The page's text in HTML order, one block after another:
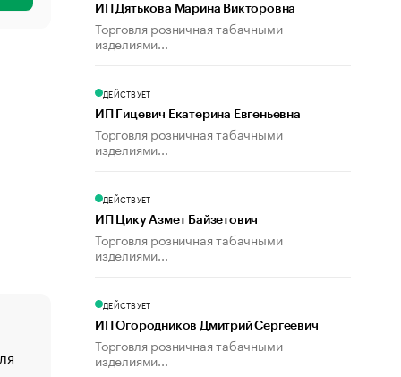
«От спорта тело стареет иначе». Как живет глава
ИП Дятькова Марина Викторовна
Торговля розничная табачными
изделиями...
ДЕЙСТВУЕТ
ИП Гицевич Екатерина Евгеньевна
Торговля розничная табачными
изделиями...
ДЕЙСТВУЕТ
ИП Цику Азмет Байзетович
Торговля розничная табачными
изделиями...
ДЕЙСТВУЕТ
ИП Огородников Дмитрий Сергеевич
Торговля розничная табачными
изделиями...